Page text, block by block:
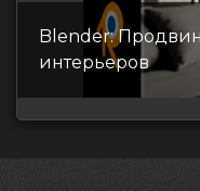
Blender:
интерьеров